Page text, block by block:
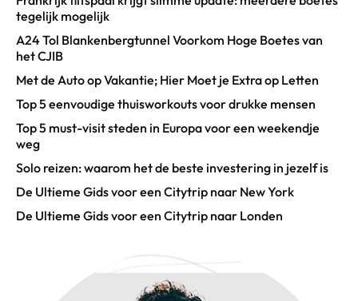
tegelijk mogelijk
A24 Tol Blankenbergtunnel Voorkom Hoge Boetes van
het CJIB
Met de Auto op Vakantie; Hier Moet je Extra op Letten
Top 5 eenvoudige thuisworkouts voor drukke mensen
Top 5 must-visit steden in Europa voor een weekendje
weg
Solo reizen: waarom het de beste investering in jezelf is
De Ultieme Gids voor een Citytrip naar New York
De Ultieme Gids voor een Citytrip naar Londen